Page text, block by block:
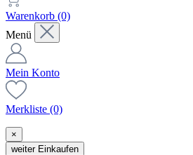
Warenkorb (0)
Menü
Mein Konto
Merkliste (0)
×
weiter Einkaufen